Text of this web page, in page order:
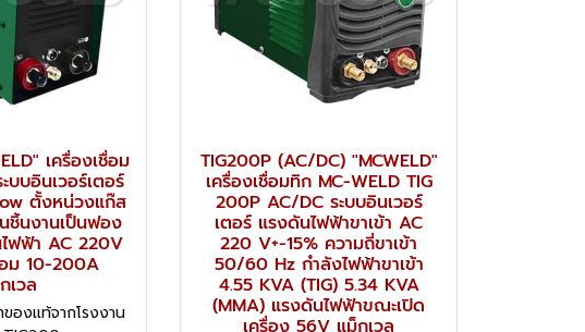
เครื่องเชื่อม
บอินเวอร์เตอร์
ตั้งหน่วงแก๊ส
นงานเป็นฟอง
ฟฟ้า AC 220V
อม 10-200A
เวล
องแท้จากโรงงาน
TIG200P (AC/DC) "MCWELD"
เครื่องเชื่อมทิก MC-WELD TIG
200P AC/DC ระบบอินเวอร์
เตอร์ แรงดันไฟฟ้าขาเข้า AC
220 V+-15% ความถี่ขาเข้า
50/60 Hz กำลังไฟฟ้าขาเข้า
4.55 KVA (TIG) 5.34 KVA
(MMA) แรงดันไฟฟ้าขณะเปิด
เครื่อง 56V แม็กเวล